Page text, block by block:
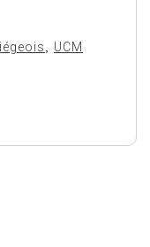
, UCM